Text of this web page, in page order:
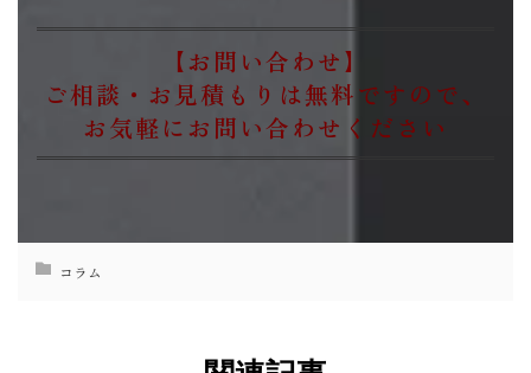
【お問い合わせ】
ご相談・お見積もりは無料ですので、
お気軽にお問い合わせください
コラム